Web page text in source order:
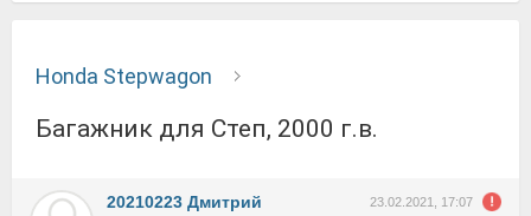
Honda Stepwagon
Багажник для Степ, 2000 г.в.
20210223 Дмитрий 23.02.2021, 17:07